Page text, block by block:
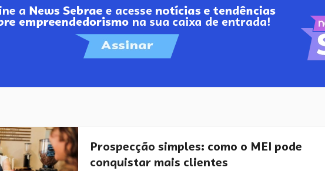
Prospecção simples: como o MEI pode
conquistar mais clientes